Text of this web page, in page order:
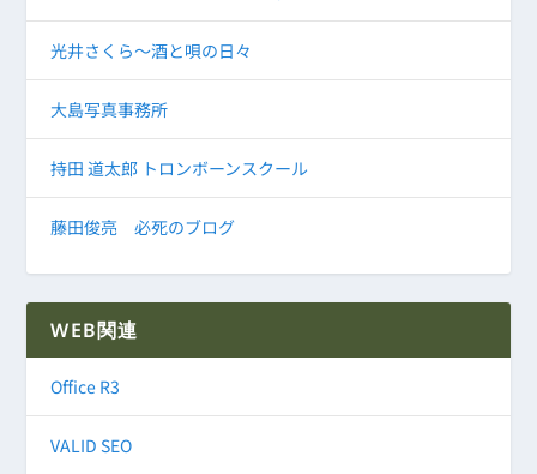
光井さくら～酒と唄の日々
大島写真事務所
持田 道太郎 トロンボーンスクール
藤田俊亮 必死のブログ
WEB関連
Office R3
VALID SEO